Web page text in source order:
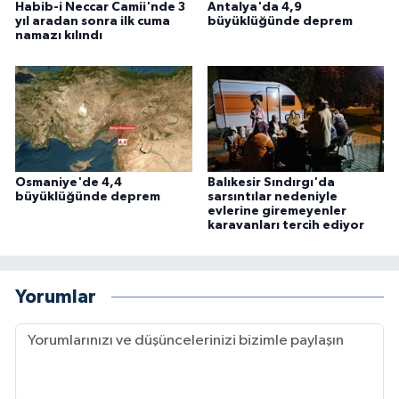
Habib-i Neccar Camii'nde 3
yıl aradan sonra ilk cuma
namazı kılındı
Antalya'da 4,9
büyüklüğünde deprem
Osmaniye'de 4,4
büyüklüğünde deprem
Balıkesir Sındırgı'da
sarsıntılar nedeniyle
evlerine giremeyenler
karavanları tercih ediyor
Yorumlar